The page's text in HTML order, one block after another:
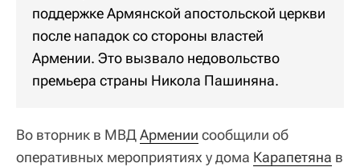
поддержке Армянской апостольской церкви
после нападок со стороны властей
Армении. Это вызвало недовольство
премьера страны Никола Пашиняна.
Во вторник в МВДАрмении сообщили об
оперативных мероприятиях у дома Карапетяна в